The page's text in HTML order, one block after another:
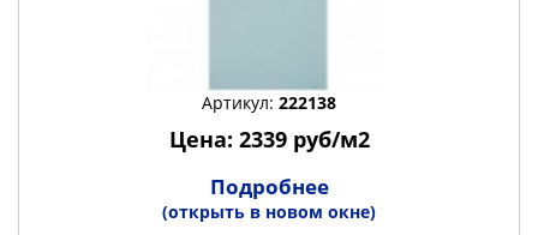
Артикул: 222138
Цена: 2339 руб/м2
Подробнее
(открыть в новом окне)